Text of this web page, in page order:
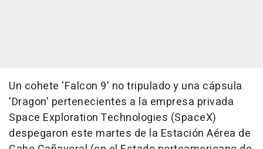
Un cohete 'Falcon 9' no tripulado y una cápsula
'Dragon' pertenecientes a la empresa privada
Space Exploration Technologies (SpaceX)
despegaron este martes de la Estación Aérea de